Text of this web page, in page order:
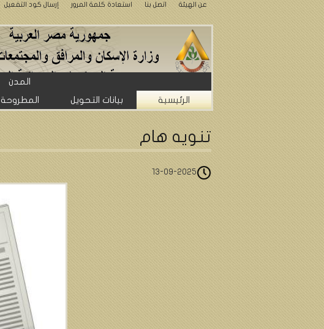
عن الهيئة اتصل بنا استعادة كلمة المرور إرسال كود التفعيل
الرئيسية بيانات التحويل
المدن
المطروحة
تنويه هام
13-09-2025